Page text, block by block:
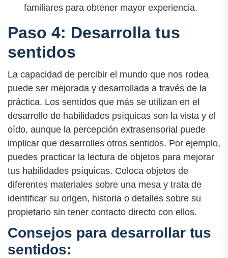
familiares para obtener mayor experiencia.
Paso 4: Desarrolla tus
sentidos
La capacidad de percibir el mundo que nos rodea
puede ser mejorada y desarrollada a través de la
práctica. Los sentidos que más se utilizan en el
desarrollo de habilidades psíquicas son la vista y el
oído, aunque la percepción extrasensorial puede
implicar que desarrolles otros sentidos. Por ejemplo,
puedes practicar la lectura de objetos para mejorar
tus habilidades psíquicas. Coloca objetos de
diferentes materiales sobre una mesa y trata de
identificar su origen, historia o detalles sobre su
propietario sin tener contacto directo con ellos.
Consejos para desarrollar tus
sentidos: